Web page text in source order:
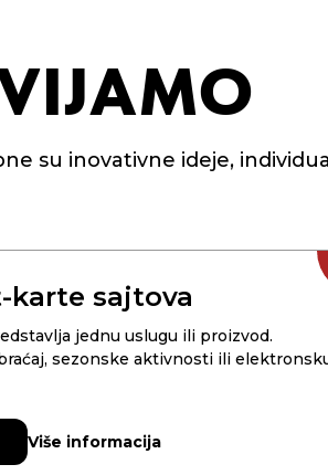
su inovativne ideje,
karte sajtova
jednu uslugu ili proizvod.
sezonske aktivnosti ili
Više informacija